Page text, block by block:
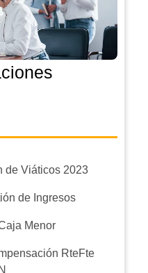
de Viáticos 2023
de Ingresos
Menor
RteFte